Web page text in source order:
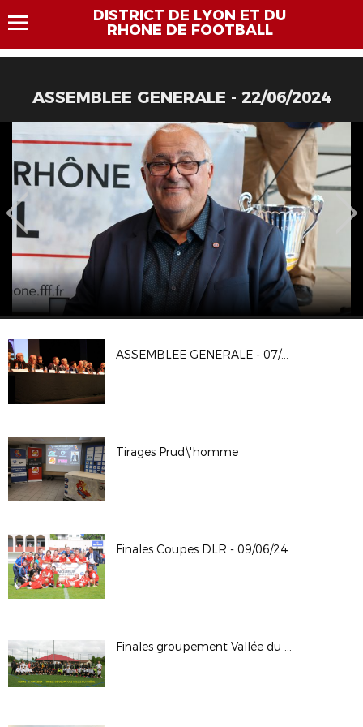
DISTRICT DE LYON ET DU
RHONE DE FOOTBALL
ASSEMBLEE GENERALE - 22/06/2024
ASSEMBLEE GENERALE - 07/12/24
Tirages Prud\'homme
Finales Coupes DLR - 09/06/24
Finales groupement Vallée du Rhône 23/24